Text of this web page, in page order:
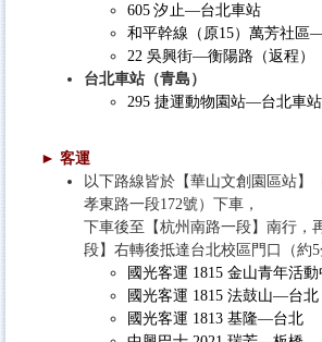
605 汐止—台北車站
和平幹線（原15）萬芳社區
22 吳興街—衡陽路（返程）
台北車站（青島）
295 捷運動物園站—台北車站
► 客運
以下路線皆於【華山文創園區站】
孝東路一段172號）下車，
下車後至【杭州南路一段】南行，
段】右轉後抵達台北校區門口（約5
國光客運 1815 金山青年活
國光客運 1815 法鼓山—台北
國光客運 1813 基隆—台北